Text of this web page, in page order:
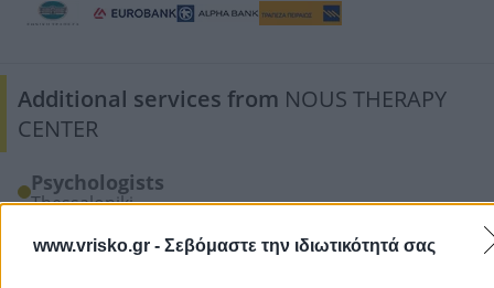
www.vrisko.gr - Σεβόμαστε την ιδιωτικότητά σας
Additional services from NOUS THERAPY
CENTER
Psychologists
Thessaloniki